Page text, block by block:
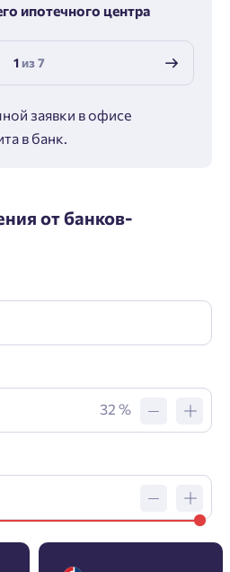
ипотечного центра
1из7
заявки в офисе
в банк.
от банков-
32 %